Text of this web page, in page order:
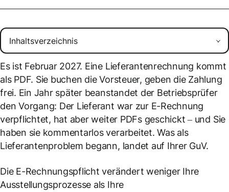
Es ist Februar 2027. Eine Lieferantenrechnung kommt
als PDF. Sie buchen die Vorsteuer, geben die Zahlung
frei. Ein Jahr später beanstandet der Betriebsprüfer
den Vorgang: Der Lieferant war zur E-Rechnung
verpflichtet, hat aber weiter PDFs geschickt – und Sie
haben sie kommentarlos verarbeitet. Was als
Lieferantenproblem begann, landet auf Ihrer GuV.
Die E-Rechnungspflicht verändert weniger Ihre
Ausstellungsprozesse als Ihre